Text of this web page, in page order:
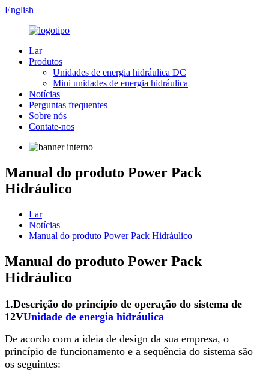
English
Lar
Produtos
Unidades de energia hidráulica DC
Mini unidades de energia hidráulica
Notícias
Perguntas frequentes
Sobre nós
Contate-nos
Manual do produto Power Pack
Hidráulico
Lar
Notícias
Manual do produto Power Pack Hidráulico
Manual do produto Power Pack
Hidráulico
1.Descrição do princípio de operação do sistema de
12VUnidade de energia hidráulica
De acordo com a ideia de design da sua empresa, o
princípio de funcionamento e a sequência do sistema são
os seguintes: